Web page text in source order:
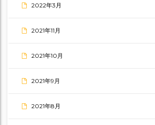
2022年3月
2021年11月
2021年10月
2021年9月
2021年8月